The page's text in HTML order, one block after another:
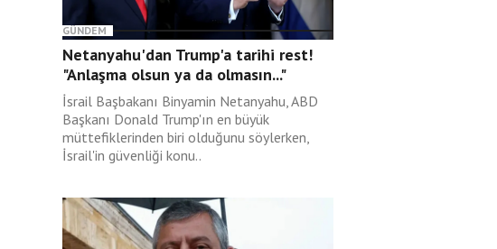
GÜNDEM
Netanyahu'dan Trump'a tarihi rest!
"Anlaşma olsun ya da olmasın..."
İsrail Başbakanı Binyamin Netanyahu, ABD
Başkanı Donald Trump'ın en büyük
müttefiklerinden biri olduğunu söylerken,
İsrail'in güvenliği konu..